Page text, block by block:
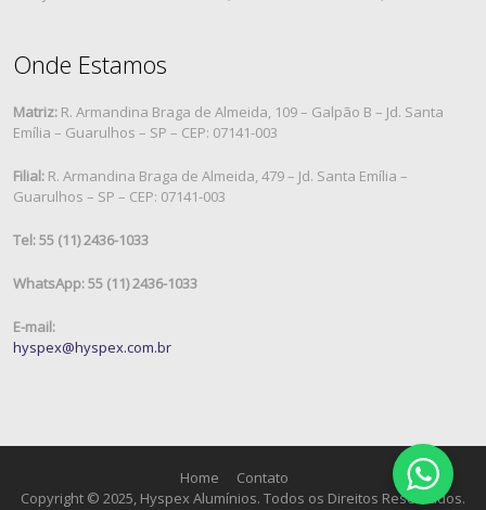
Onde Estamos
Matriz: R. Armandina Braga de Almeida, 109 – Galpão B – Jd. Santa
Emília – Guarulhos – SP – CEP: 07141-003
Filial: R. Armandina Braga de Almeida, 479 – Jd. Santa Emília –
Guarulhos – SP – CEP: 07141-003
Tel: 55 (11) 2436-1033
WhatsApp: 55 (11) 2436-1033
E-mail:
hyspex@hyspex.com.br
Home
Contato
Copyright © 2025, Hyspex Alumínios. Todos os Direitos Reservados.